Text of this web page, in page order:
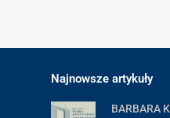
Najnowsze artykuły
BARBARA